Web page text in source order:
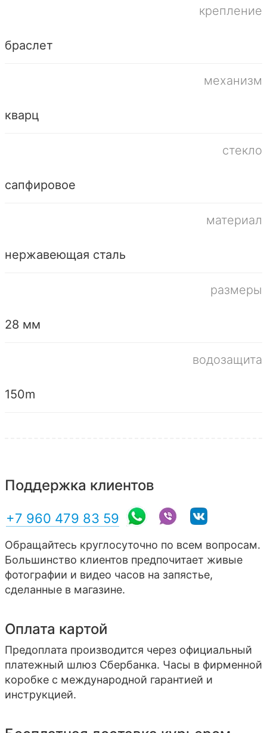
крепление
браслет
механизм
кварц
стекло
сапфировое
материал
нержавеющая сталь
размеры
28 мм
водозащита
150m
Поддержка клиентов
+7 960 479 83 59
Обращайтесь круглосуточно по всем вопросам.
Большинство клиентов предпочитает живые
фотографии и видео часов на запястье,
сделанные в магазине.
Оплата картой
Предоплата производится через официальный
платежный шлюз Сбербанка. Часы в фирменной
коробке с международной гарантией и
инструкцией.